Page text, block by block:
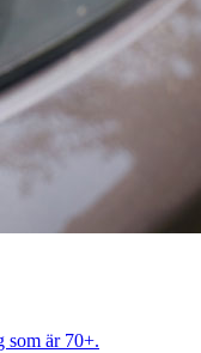
som är 70+.